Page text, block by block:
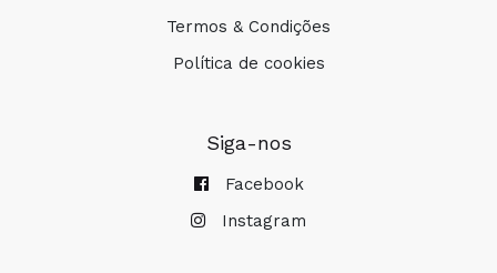
Termos & Condições
Política de cookies
Siga-nos
Facebook
Instagram